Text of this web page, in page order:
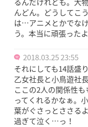
んどん。どうしてこ
は…アニメとかでな
う。本当に頑張ったよ
2018.03.25 23:55
それにしても14話盛
乙女社長と小鳥遊社
ここの2人の関係性
ってくれるかなぁ。
葉がぐさっとささる
過ぎて泣く…っ！